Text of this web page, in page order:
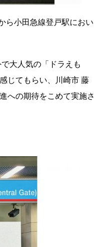
ら小田急線登戸駅におい
大人気の「ドラえも
じてもらい、川崎市 藤
への期待をこめて実施さ